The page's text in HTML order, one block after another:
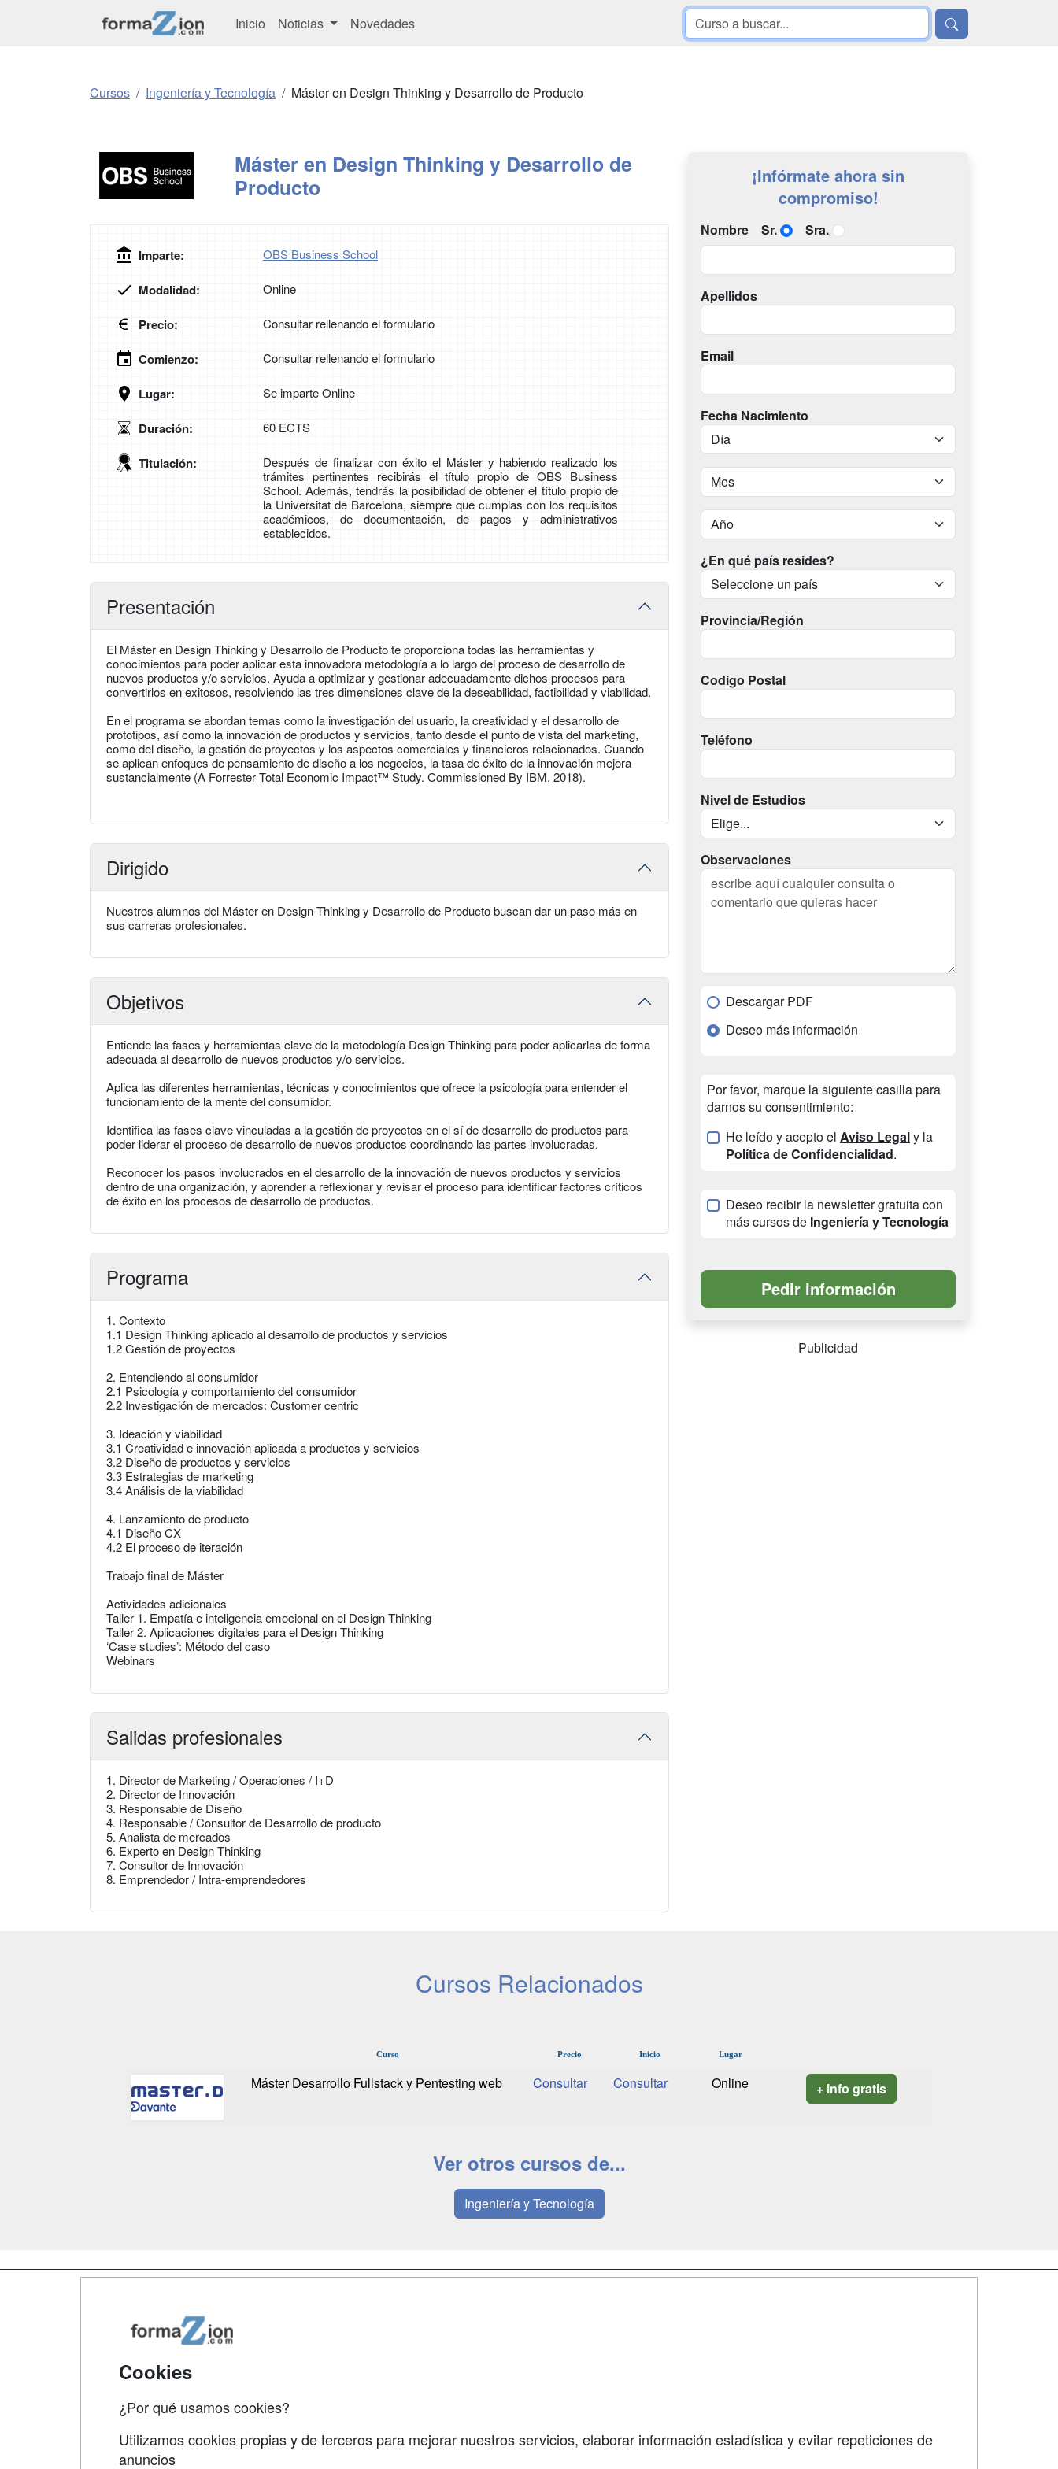
Inicio Noticias Novedades
Cursos Ingeniería y Tecnología Máster en Design Thinking y Desarrollo de Producto
Máster en Design Thinking y Desarrollo de
Producto
Imparte: OBS Business School
Modalidad: Online
Precio: Consultar rellenando el formulario
Comienzo: Consultar rellenando el formulario
Lugar: Se imparte Online
Duración: 60 ECTS
Titulación:
Después de finalizar con éxito el Máster y habiendo realizado los
trámites pertinentes recibirás el título propio de OBS Business
School. Además, tendrás la posibilidad de obtener el título propio de
la Universitat de Barcelona, siempre que cumplas con los requisitos
académicos, de documentación, de pagos y administrativos
establecidos.
Presentación
El Máster en Design Thinking y Desarrollo de Producto te proporciona todas las herramientas y
conocimientos para poder aplicar esta innovadora metodología a lo largo del proceso de desarrollo de
nuevos productos y/o servicios. Ayuda a optimizar y gestionar adecuadamente dichos procesos para
convertirlos en exitosos, resolviendo las tres dimensiones clave de la deseabilidad, factibilidad y viabilidad.
En el programa se abordan temas como la investigación del usuario, la creatividad y el desarrollo de
prototipos, así como la innovación de productos y servicios, tanto desde el punto de vista del marketing,
como del diseño, la gestión de proyectos y los aspectos comerciales y financieros relacionados. Cuando
se aplican enfoques de pensamiento de diseño a los negocios, la tasa de éxito de la innovación mejora
sustancialmente (A Forrester Total Economic Impact™ Study. Commissioned By IBM, 2018).
Dirigido
Nuestros alumnos del Máster en Design Thinking y Desarrollo de Producto buscan dar un paso más en
sus carreras profesionales.
Objetivos
Entiende las fases y herramientas clave de la metodología Design Thinking para poder aplicarlas de forma
adecuada al desarrollo de nuevos productos y/o servicios.
Aplica las diferentes herramientas, técnicas y conocimientos que ofrece la psicología para entender el
funcionamiento de la mente del consumidor.
Identifica las fases clave vinculadas a la gestión de proyectos en el sí de desarrollo de productos para
poder liderar el proceso de desarrollo de nuevos productos coordinando las partes involucradas.
Reconocer los pasos involucrados en el desarrollo de la innovación de nuevos productos y servicios
dentro de una organización, y aprender a reflexionar y revisar el proceso para identificar factores críticos
de éxito en los procesos de desarrollo de productos.
Programa
1. Contexto
1.1 Design Thinking aplicado al desarrollo de productos y servicios
1.2 Gestión de proyectos
2. Entendiendo al consumidor
2.1 Psicología y comportamiento del consumidor
2.2 Investigación de mercados: Customer centric
3. Ideación y viabilidad
3.1 Creatividad e innovación aplicada a productos y servicios
3.2 Diseño de productos y servicios
3.3 Estrategias de marketing
3.4 Análisis de la viabilidad
4. Lanzamiento de producto
4.1 Diseño CX
4.2 El proceso de iteración
Trabajo final de Máster
Actividades adicionales
Taller 1. Empatía e inteligencia emocional en el Design Thinking
Taller 2. Aplicaciones digitales para el Design Thinking
‘Case studies’: Método del caso
Webinars
Salidas profesionales
1. Director de Marketing / Operaciones / I+D
2. Director de Innovación
3. Responsable de Diseño
4. Responsable / Consultor de Desarrollo de producto
5. Analista de mercados
6. Experto en Design Thinking
7. Consultor de Innovación
8. Emprendedor / Intra-emprendedores
¡Infórmate ahora sin
compromiso!
Nombre Sr. Sra.
Apellidos
Email
Fecha Nacimiento
¿En qué país resides?
Provincia/Región
Codigo Postal
Teléfono
Nivel de Estudios
Observaciones
Descargar PDF
Deseo más información
Por favor, marque la siguiente casilla para
darnos su consentimiento:
He leído y acepto el Aviso Legaly la
Política de Confidencialidad.
Deseo recibir la newsletter gratuita con
más cursos de Ingeniería y Tecnología
Publicidad
Cursos Relacionados
Curso Precio Inicio Lugar
Máster Desarrollo Fullstack y Pentesting web Online + info gratis
Ver otros cursos de...
Ingeniería y Tecnología
Cookies
¿Por qué usamos cookies?
Utilizamos cookies propias y de terceros para mejorar nuestros servicios, elaborar información estadística y evitar repeticiones de
anuncios